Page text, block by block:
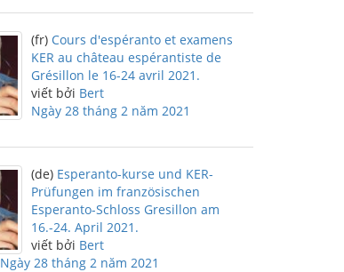
(fr) Cours d'espéranto et examens
KER au château espérantiste de
Grésillon le 16-24 avril 2021.
viết bởi Bert
Ngày 28 tháng 2 năm 2021
(de) Esperanto-kurse und KER-
Prüfungen im französischen
Esperanto-Schloss Gresillon am
16.-24. April 2021.
viết bởi Bert
Ngày 28 tháng 2 năm 2021